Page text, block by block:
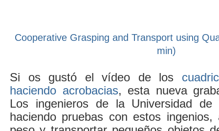
Cooperative Grasping and Transport using
min)
Si os gustó el vídeo de los
haciendo acrobacias, esta nueva
Los ingenieros de la Universidad de
haciendo pruebas con estos ingenios,